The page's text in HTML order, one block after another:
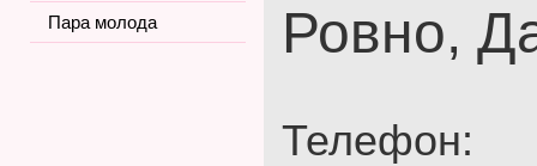
Пара молода
Ровно,
Телефон: